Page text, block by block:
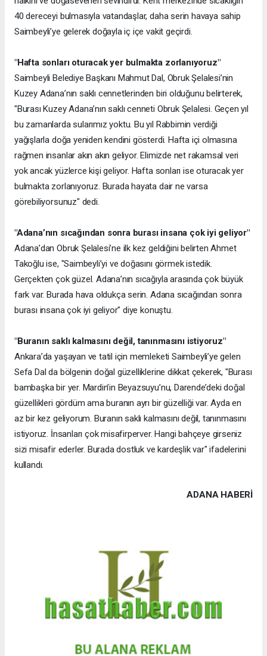
40 dereceyi bulmasıyla vatandaşlar, daha serin havaya sahip
Saimbeyli’ye gelerek doğayla iç içe vakit geçirdi.
"Hafta sonları oturacak yer bulmakta zorlanıyoruz"
Saimbeyli Belediye Başkanı Mahmut Dal, Obruk Şelalesi’nin
Kuzey Adana’nın saklı cennetlerinden biri olduğunu belirterek,
"Burası Kuzey Adana’nın saklı cenneti Obruk Şelalesi. Geçen yıl
bu zamanlarda sularımız yoktu. Bu yıl Rabbimin verdiği
yağışlarla doğa yeniden kendini gösterdi. Hafta içi olmasına
rağmen insanlar akın akın geliyor. Elimizde net rakamsal veri
yok ancak yüzlerce kişi geliyor. Hafta sonları ise oturacak yer
bulmakta zorlanıyoruz. Burada hayata dair ne varsa
görebiliyorsunuz" dedi.
"Adana’nın sıcağından sonra burası insana çok iyi geliyor"
Adana’dan Obruk Şelalesi’ne ilk kez geldiğini belirten Ahmet
Takoğlu ise, "Saimbeyli’yi ve doğasını görmek istedik.
Gerçekten çok güzel. Adana’nın sıcağıyla arasında çok büyük
fark var. Burada hava oldukça serin. Adana sıcağından sonra
burası insana çok iyi geliyor" diye konuştu.
"Buranın saklı kalmasını değil, tanınmasını istiyoruz"
Ankara’da yaşayan ve tatil için memleketi Saimbeyli’ye gelen
Sefa Dal da bölgenin doğal güzelliklerine dikkat çekerek, "Burası
bambaşka bir yer. Mardin’in Beyazsuyu’nu, Darende’deki doğal
güzellikleri gördüm ama buranın ayrı bir güzelliği var. Ayda en
az bir kez geliyorum. Buranın saklı kalmasını değil, tanınmasını
istiyoruz. İnsanları çok misafirperver. Hangi bahçeye girseniz
sizi misafir ederler. Burada dostluk ve kardeşlik var" ifadelerini
kullandı.
ADANA HABERİ